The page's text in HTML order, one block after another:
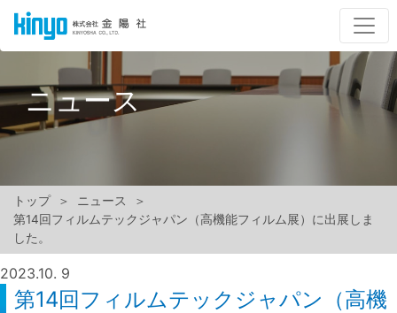
ニュース
トップ
ニュース
第14回フィルムテックジャパン（高機能フィルム展）に出展しま
した。
2023.10. 9
第14回フィルムテックジャパン（高機